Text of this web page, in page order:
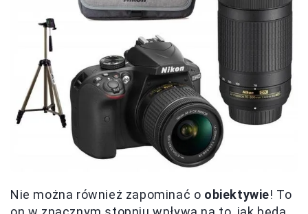
Nie można również zapominać o obiektywie! To